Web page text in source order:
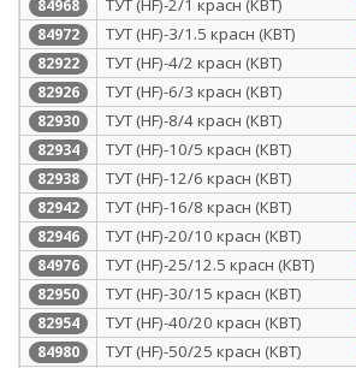
84968 ТУТ (HF)-2/1 красн (КВТ)
84972 ТУТ (HF)-3/1.5 красн (КВТ)
82922 ТУТ (HF)-4/2 красн (КВТ)
82926 ТУТ (HF)-6/3 красн (КВТ)
82930 ТУТ (HF)-8/4 красн (КВТ)
82934 ТУТ (HF)-10/5 красн (КВТ)
82938 ТУТ (HF)-12/6 красн (КВТ)
82942 ТУТ (HF)-16/8 красн (КВТ)
82946 ТУТ (HF)-20/10 красн (КВТ)
84976 ТУТ (HF)-25/12.5 красн (КВТ)
82950 ТУТ (HF)-30/15 красн (КВТ)
82954 ТУТ (HF)-40/20 красн (КВТ)
84980 ТУТ (HF)-50/25 красн (КВТ)